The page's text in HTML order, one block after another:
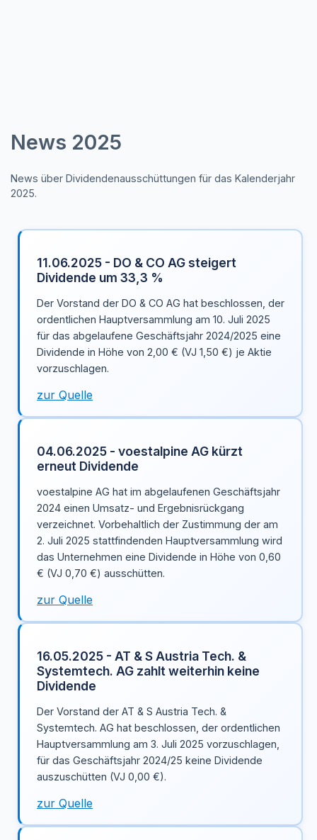
News 2025
News über Dividendenausschüttungen für das Kalenderjahr
2025.
11.06.2025 - DO & CO AG steigert
Dividende um 33,3 %
Der Vorstand der DO & CO AG hat beschlossen, der
ordentlichen Hauptversammlung am 10. Juli 2025
für das abgelaufene Geschäftsjahr 2024/2025 eine
Dividende in Höhe von 2,00 € (VJ 1,50 €) je Aktie
vorzuschlagen.
zur Quelle
04.06.2025 - voestalpine AG kürzt
erneut Dividende
voestalpine AG hat im abgelaufenen Geschäftsjahr
2024 einen Umsatz- und Ergebnisrückgang
verzeichnet. Vorbehaltlich der Zustimmung der am
2. Juli 2025 stattfindenden Hauptversammlung wird
das Unternehmen eine Dividende in Höhe von 0,60
€ (VJ 0,70 €) ausschütten.
zur Quelle
16.05.2025 - AT & S Austria Tech. &
Systemtech. AG zahlt weiterhin keine
Dividende
Der Vorstand der AT & S Austria Tech. &
Systemtech. AG hat beschlossen, der ordentlichen
Hauptversammlung am 3. Juli 2025 vorzuschlagen,
für das Geschäftsjahr 2024/25 keine Dividende
auszuschütten (VJ 0,00 €).
zur Quelle